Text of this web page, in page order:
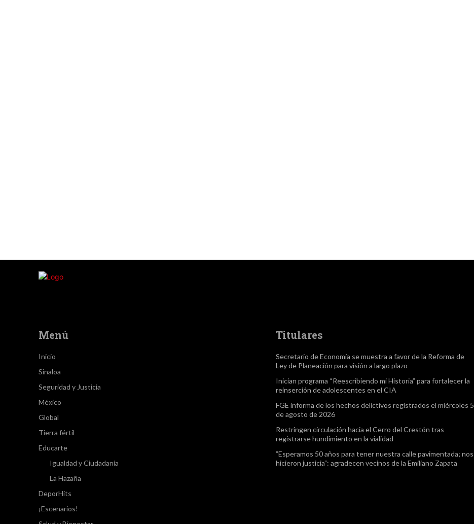
Menú
Inicio
Sinaloa
Seguridad y Justicia
México
Global
Tierra fértil
Educarte
Igualdad y Ciudadanía
La Hazaña
DeporHits
¡Escenarios!
Titulares
Secretario de Economía se muestra a favor de la Reforma de
Ley de Planeación para visión a largo plazo
Inician programa “Reescribiendo mi Historia” para fortalecer la
reinserción de adolescentes en el CIA
FGE informa de los hechos delictivos registrados el miércoles 5
de agosto de 2026
Restringen circulación hacia el Cerro del Crestón tras
registrarse hundimiento en la vialidad
”Esperamos 50 años para tener nuestra calle pavimentada; nos
hicieron justicia”: agradecen vecinos de la Emiliano Zapata